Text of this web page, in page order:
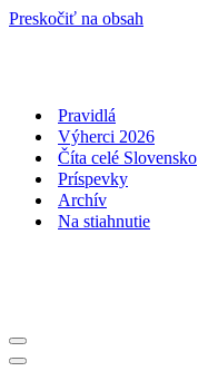
Preskočiť na obsah
Pravidlá
Výherci 2026
Číta celé Slovensko
Príspevky
Archív
Na stiahnutie
Menu
navigácie
Menu